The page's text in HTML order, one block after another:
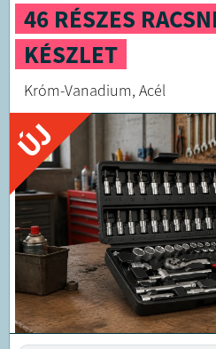
46 RÉSZES
KÉSZLET
Króm-Vanadium, Acél
ÚJ